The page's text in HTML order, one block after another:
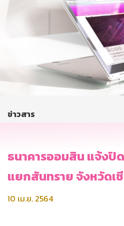
บริการทางการเงิน
ติดต่อเรา
บริการออนไลน์
ข่าวสาร
ธนาคารออมสิน แจ้งปิ
แยกสันทราย จังหวัดเ
10 เม.ย. 2564